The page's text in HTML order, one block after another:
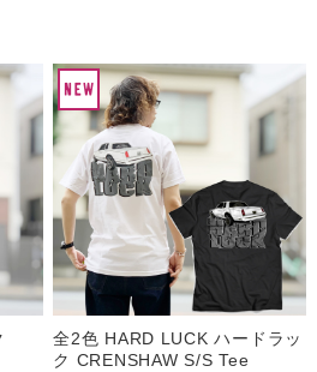
全2色 HARD LUCK ハードラッ
ク CRENSHAW S/S Tee